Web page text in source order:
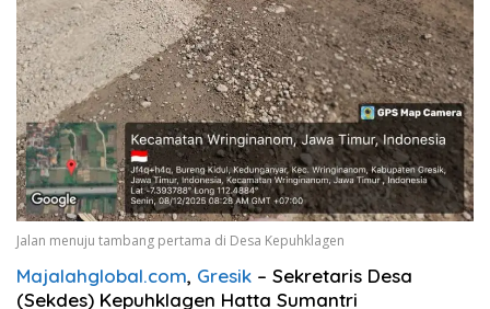
Jalan menuju tambang pertama di Desa Kepuhklagen
Majalahglobal.com, Gresik – Sekretaris Desa
(Sekdes) Kepuhklagen Hatta Sumantri